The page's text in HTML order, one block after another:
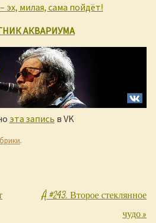
эх, милая, сама пойдёт!
АКВАРИУМА
эта запись в VK
.
Å #243. Второе стеклянное
чудо»